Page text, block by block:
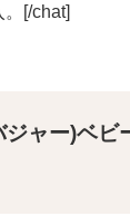
[/chat]
ャー)ベビ